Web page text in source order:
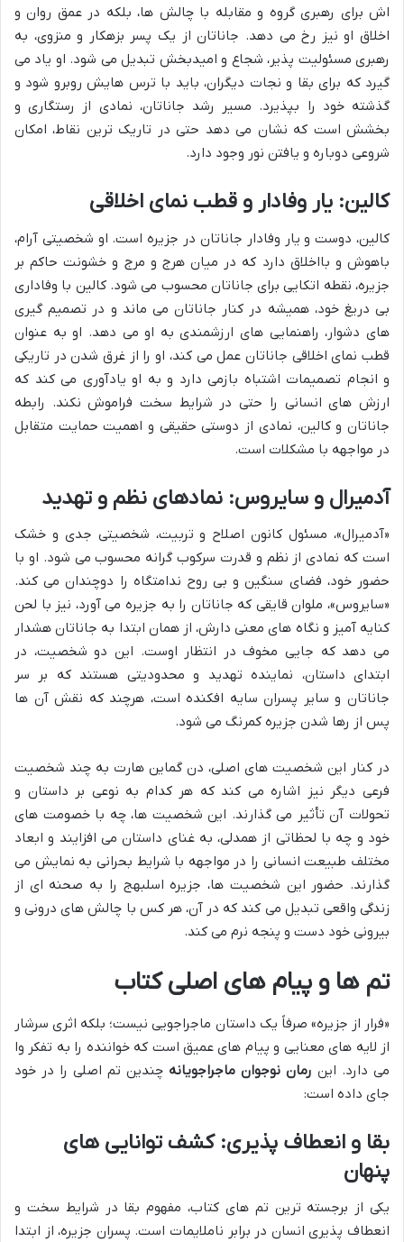
اش برای رهبری گروه و مقابله با چالش ها، بلکه در عمق روان و
اخلاق او نیز رخ می دهد. جاناتان از یک پسر بزهکار و منزوی، به
رهبری مسئولیت پذیر، شجاع و امیدبخش تبدیل می شود. او یاد می
گیرد که برای بقا و نجات دیگران، باید با ترس هایش روبرو شود و
گذشته خود را بپذیرد. مسیر رشد جاناتان، نمادی از رستگاری و
بخشش است که نشان می دهد حتی در تاریک ترین نقاط، امکان
شروعی دوباره و یافتن نور وجود دارد.
کالین: یار وفادار و قطب نمای اخلاقی
کالین، دوست و یار وفادار جاناتان در جزیره است. او شخصیتی آرام،
باهوش و بااخلاق دارد که در میان هرج و مرج و خشونت حاکم بر
جزیره، نقطه اتکایی برای جاناتان محسوب می شود. کالین با وفاداری
بی دریغ خود، همیشه در کنار جاناتان می ماند و در تصمیم گیری
های دشوار، راهنمایی های ارزشمندی به او می دهد. او به عنوان
قطب نمای اخلاقی جاناتان عمل می کند، او را از غرق شدن در تاریکی
و انجام تصمیمات اشتباه بازمی دارد و به او یادآوری می کند که
ارزش های انسانی را حتی در شرایط سخت فراموش نکند. رابطه
جاناتان و کالین، نمادی از دوستی حقیقی و اهمیت حمایت متقابل
در مواجهه با مشکلات است.
آدمیرال و سایروس: نمادهای نظم و تهدید
«آدمیرال»، مسئول کانون اصلاح و تربیت، شخصیتی جدی و خشک
است که نمادی از نظم و قدرت سرکوب گرانه محسوب می شود. او با
حضور خود، فضای سنگین و بی روح ندامتگاه را دوچندان می کند.
«سایروس»، ملوان قایقی که جاناتان را به جزیره می آورد، نیز با لحن
کنایه آمیز و نگاه های معنی دارش، از همان ابتدا به جاناتان هشدار
می دهد که جایی مخوف در انتظار اوست. این دو شخصیت، در
ابتدای داستان، نماینده تهدید و محدودیتی هستند که بر سر
جاناتان و سایر پسران سایه افکنده است، هرچند که نقش آن ها
پس از رها شدن جزیره کمرنگ می شود.
در کنار این شخصیت های اصلی، دن گماین هارت به چند شخصیت
فرعی دیگر نیز اشاره می کند که هر کدام به نوعی بر داستان و
تحولات آن تأثیر می گذارند. این شخصیت ها، چه با خصومت های
خود و چه با لحظاتی از همدلی، به غنای داستان می افزایند و ابعاد
مختلف طبیعت انسانی را در مواجهه با شرایط بحرانی به نمایش می
گذارند. حضور این شخصیت ها، جزیره اسلبهج را به صحنه ای از
زندگی واقعی تبدیل می کند که در آن، هر کس با چالش های درونی و
بیرونی خود دست و پنجه نرم می کند.
تم ها و پیام های اصلی کتاب
«فرار از جزیره» صرفاً یک داستان ماجراجویی نیست؛ بلکه اثری سرشار
از لایه های معنایی و پیام های عمیق است که خواننده را به تفکر وا
می دارد. این رمان نوجوان ماجراجویانه چندین تم اصلی را در خود
جای داده است:
بقا و انعطاف پذیری: کشف توانایی های
پنهان
یکی از برجسته ترین تم های کتاب، مفهوم بقا در شرایط سخت و
انعطاف پذیری انسان در برابر ناملایمات است. پسران جزیره، از ابتدا